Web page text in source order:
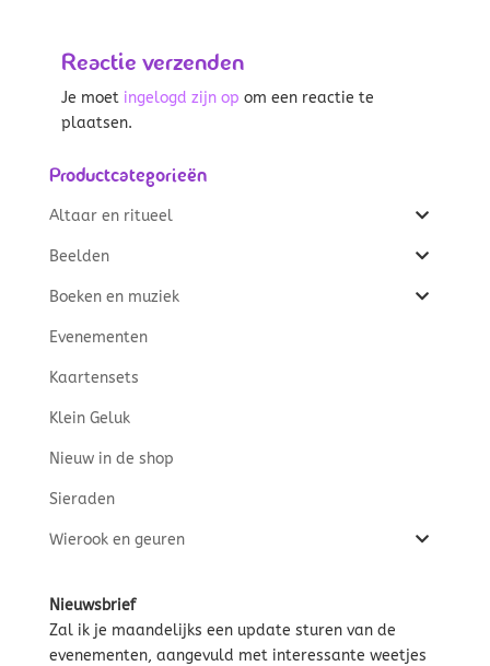
Reactie verzenden
Je moet ingelogd zijn op om een reactie te
plaatsen.
Productcategorieën
Altaar en ritueel
Beelden
Boeken en muziek
Evenementen
Kaartensets
Klein Geluk
Nieuw in de shop
Sieraden
Wierook en geuren
Nieuwsbrief
Zal ik je maandelijks een update sturen van de
evenementen, aangevuld met interessante weetjes